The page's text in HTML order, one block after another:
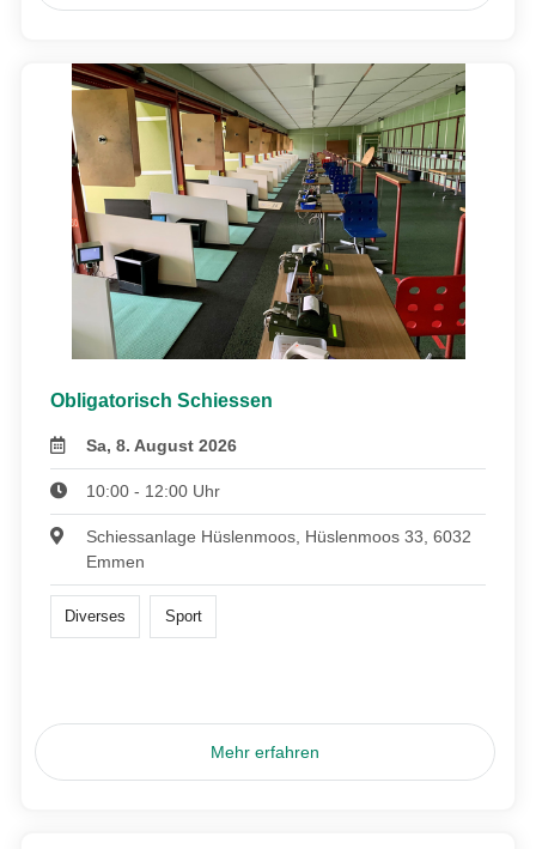
Obligatorisch Schiessen
Sa, 8. August 2026
10:00 - 12:00 Uhr
Schiessanlage Hüslenmoos, Hüslenmoos 33, 6032
Emmen
Diverses Sport
Mehr erfahren